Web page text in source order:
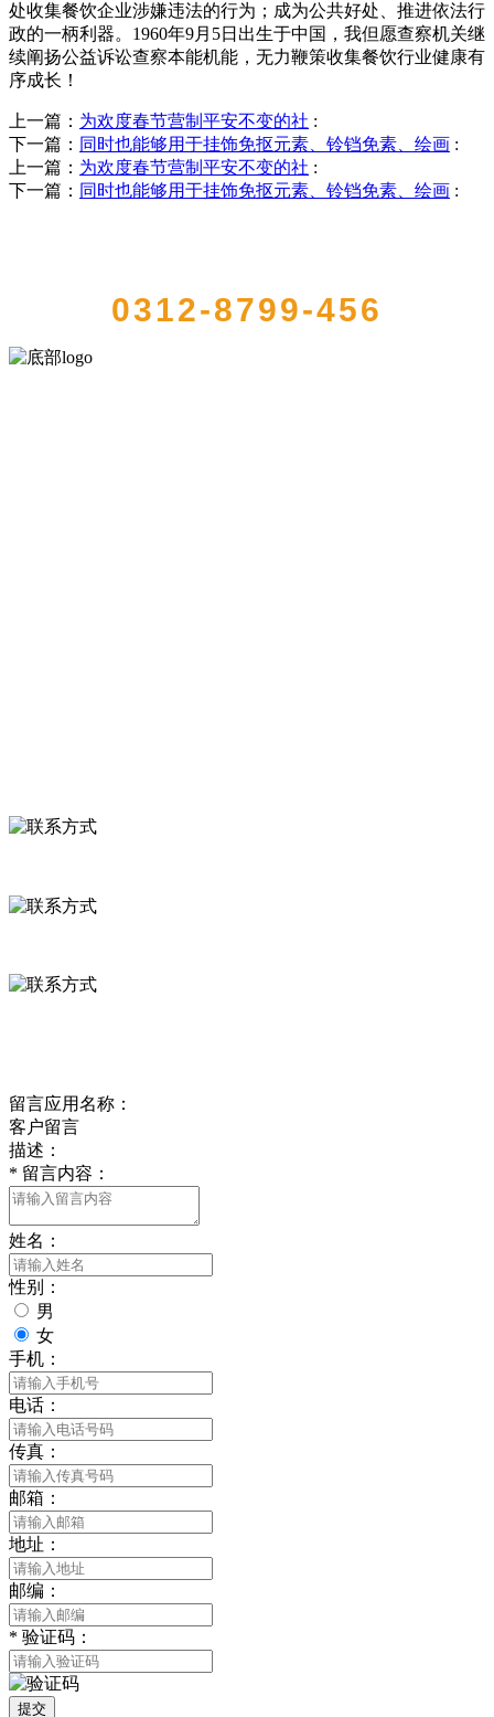
处收集餐饮企业涉嫌违法的行为；成为公共好处、推进依法行
政的一柄利器。1960年9月5日出生于中国，我但愿查察机关继
续阐扬公益诉讼查察本能机能，无力鞭策收集餐饮行业健康有
序成长！
上一篇： 为欢度春节营制平安不变的社 :
下一篇： 同时也能够用于挂饰免抠元素、铃铛免素、绘画 :
上一篇： 为欢度春节营制平安不变的社 :
下一篇： 同时也能够用于挂饰免抠元素、铃铛免素、绘画 :
0312-8799-456
留言应用名称：
客户留言
描述：
* 留言内容：
姓名：
性别：
男
女
手机：
电话：
传真：
邮箱：
地址：
邮编：
* 验证码：
提交